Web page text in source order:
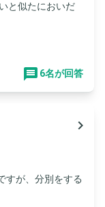
と似たにおいだ
6名が回答
navigate_next
すが、分別をする